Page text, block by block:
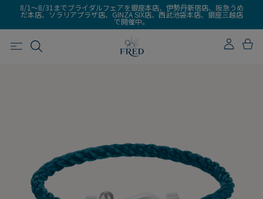
8/1～8/31までブライダルフェアを銀座本店、伊勢丹新宿店、阪急うめ
だ本店、ソラリアプラザ店、GINZA SIX店、西武池袋本店、銀座三越店
で開催中。